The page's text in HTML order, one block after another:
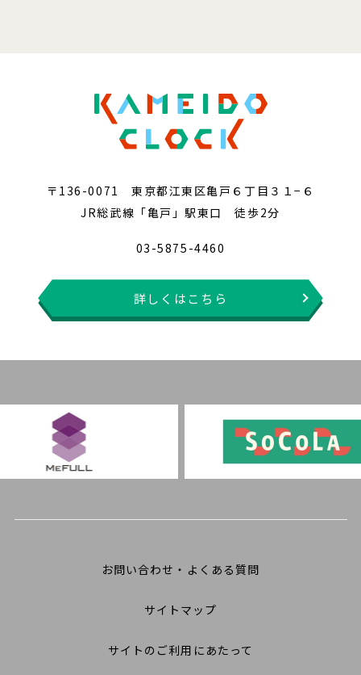
〒136-0071 東京都江東区亀戸６丁目３１−６
JR総武線「亀戸」駅東口 徒歩2分
03-5875-4460
詳しくはこちら
お問い合わせ・よくある質問
サイトマップ
サイトのご利用にあたって